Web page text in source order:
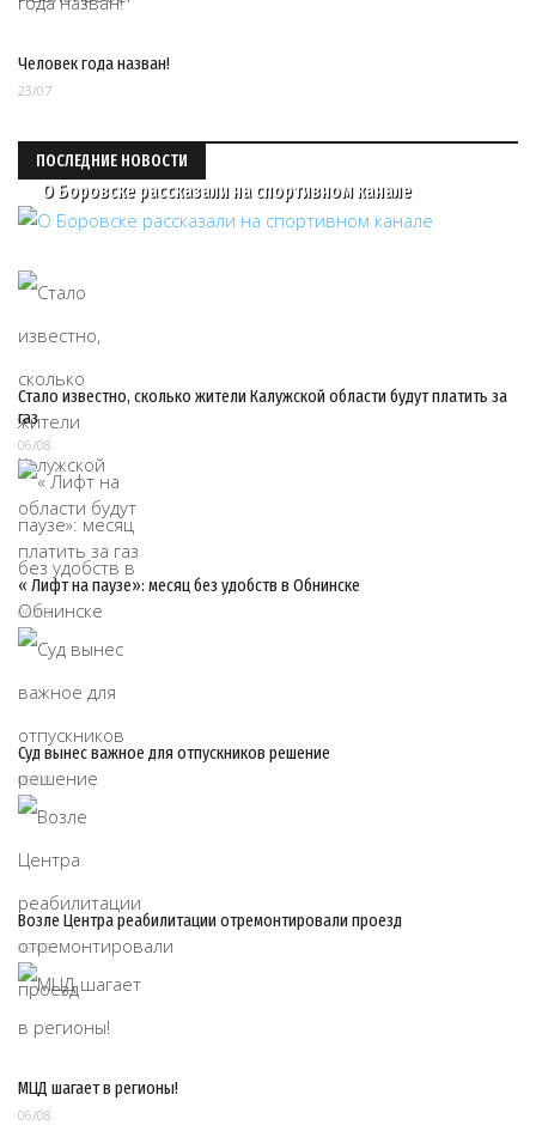
Человек года назван!
23/07
ПОСЛЕДНИЕ НОВОСТИ
О Боровске рассказали на спортивном канале
Стало известно, сколько жители Калужской области будут платить за
газ
06/08
« Лифт на паузе»: месяц без удобств в Обнинске
06/08
Суд вынес важное для отпускников решение
06/08
Возле Центра реабилитации отремонтировали проезд
06/08
МЦД шагает в регионы!
06/08